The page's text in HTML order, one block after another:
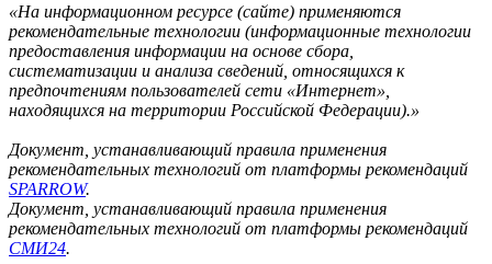
«На информационном ресурсе (сайте) применяются
рекомендательные технологии (информационные технологии
предоставления информации на основе сбора,
систематизации и анализа сведений, относящихся к
предпочтениям пользователей сети «Интернет»,
находящихся на территории Российской Федерации).»
Документ, устанавливающий правила применения
рекомендательных технологий от платформы рекомендаций
SPARROW.
Документ, устанавливающий правила применения
рекомендательных технологий от платформы рекомендаций
СМИ24.